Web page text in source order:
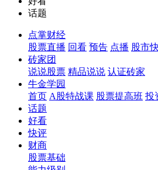
话题
点掌财经
股票直播 回看 预告 点播 股市
砖家团
说说股票 精品说说 认证砖家
牛金学园
首页 A股特战课 股票提高班 投
话题
好看
快评
财商
股票基础